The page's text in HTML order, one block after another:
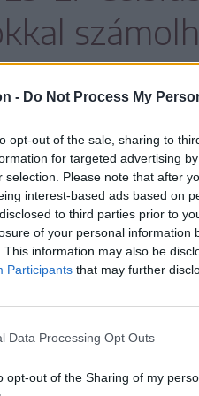
- Do Not Process My
opt-out of the sale, sharing to
for targeted advertising
selection. Please note that after
interest-based ads based on
to third parties prior to
of your personal information
This information may also be
Participants that may further
Data Processing Opt Outs
opt-out of the Sharing of my
a
az időszakra
15–22. közötti
kell
hegyvidéki